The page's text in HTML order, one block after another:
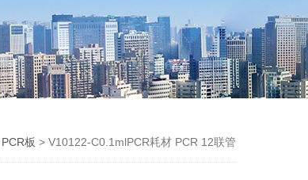
PCR板 > V10122-C0.1mlPCR耗材 PCR 12联管